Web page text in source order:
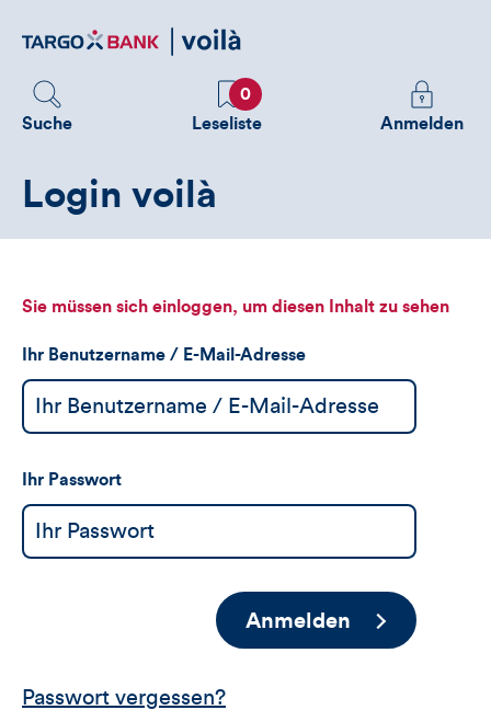
zum
Suche
Favoriten
0
Leseliste
Melden
Sie
sehen
Anmelden
Login voilà
Sie müssen sich einloggen, um diesen Inhalt zu sehen
Ihr Benutzername / E-Mail-Adresse
Ihr Passwort
Anmelden
Passwort vergessen?